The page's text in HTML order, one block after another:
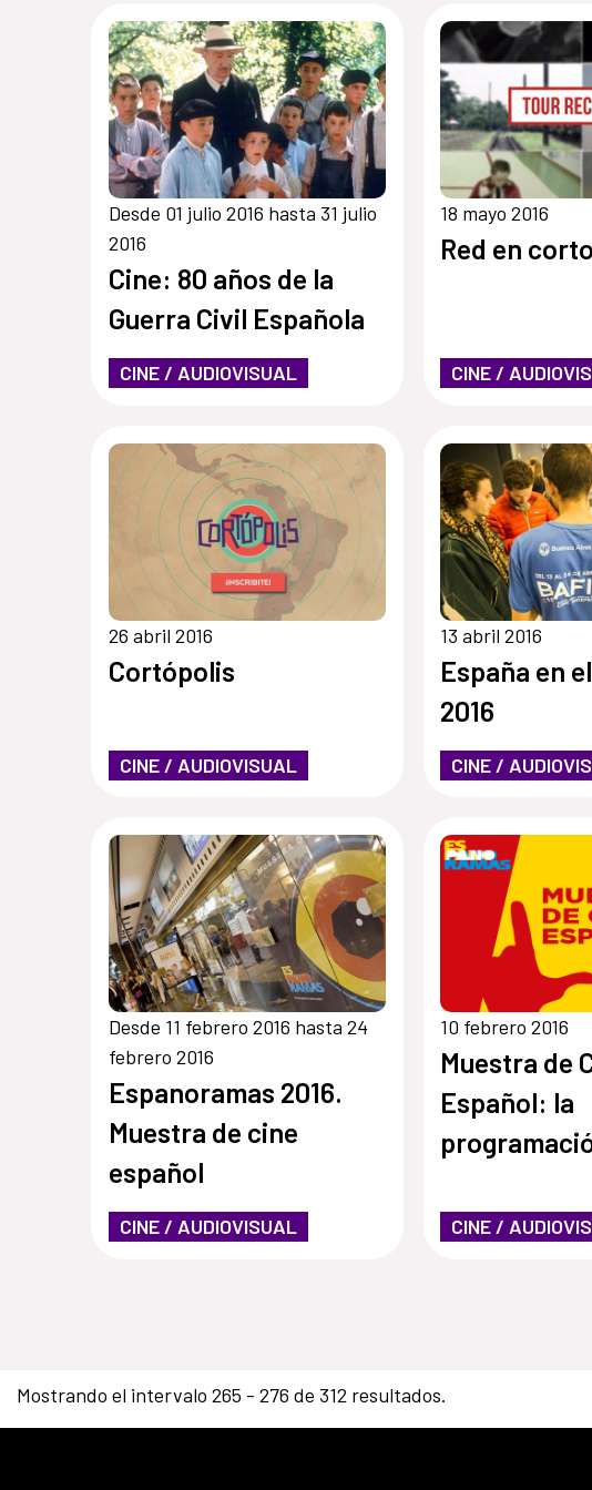
Desde 01 julio 2016 hasta 31 julio
2016
Cine: 80 años de la
Guerra Civil Española
CINE / AUDIOVISUAL
18 mayo 2016
Red en
CINE /
26 abril 2016
Cortópolis
CINE / AUDIOVISUAL
13 abril 2016
España en
2016
CINE /
Desde 11 febrero 2016 hasta 24
febrero 2016
Espanoramas 2016.
Muestra de cine
español
CINE / AUDIOVISUAL
10 febrero 2016
Muestra de
Español: la
CINE /
Mostrando el intervalo 265 - 276 de 312 resultados.